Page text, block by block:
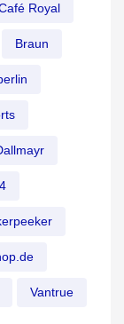
Royal
Braun
Vantrue